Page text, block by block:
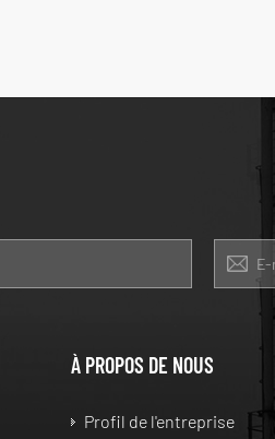
À PROPOS DE NOUS
Profil de l'entreprise